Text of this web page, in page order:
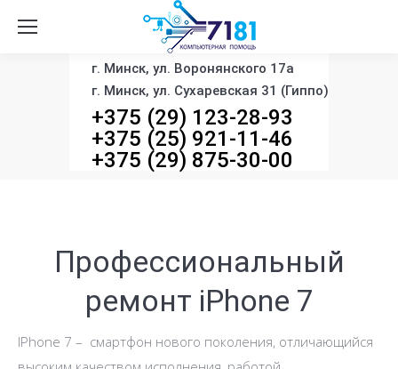
г. Минск, ул. Воронянского 17а
г. Минск, ул. Сухаревская 31 (Гиппо)
+375 (29) 123-28-93
+375 (25) 921-11-46
+375 (29) 875-30-00
Профессиональный
ремонт iPhone 7
IPhone 7 – смартфон нового поколения, отличающийся